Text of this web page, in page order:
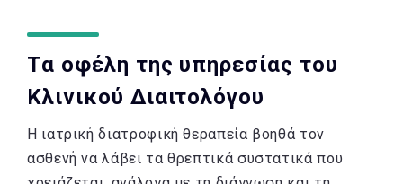
Τα οφέλη της υπηρεσίας του
Κλινικού Διαιτολόγου
Η ιατρική διατροφική θεραπεία βοηθά τον
ασθενή να λάβει τα θρεπτικά συστατικά που